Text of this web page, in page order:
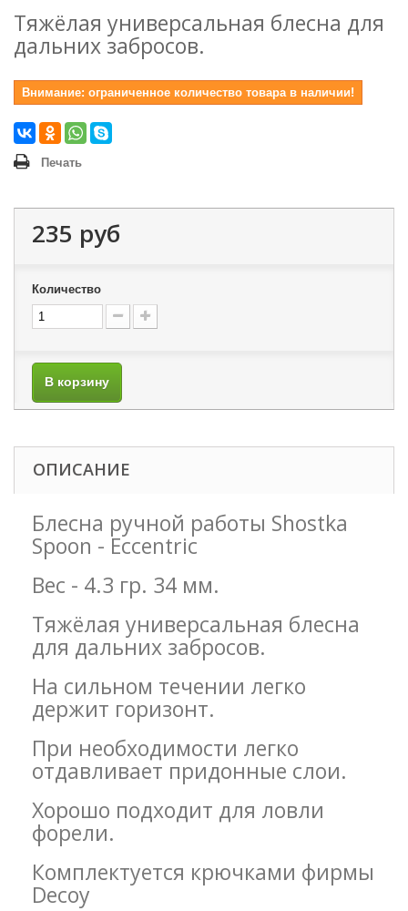
Тяжёлая универсальная блесна для
дальних забросов.
Внимание: ограниченное количество товара в наличии!
Печать
235 руб
Количество
В корзину
ОПИСАНИЕ
Блесна ручной работы Shostka
Spoon - Eccentric
Вес - 4.3 гр. 34 мм.
Тяжёлая универсальная блесна
для дальних забросов.
На сильном течении легко
держит горизонт.
При необходимости легко
отдавливает придонные слои.
Хорошо подходит для ловли
форели.
Комплектуется крючками фирмы
Decoy